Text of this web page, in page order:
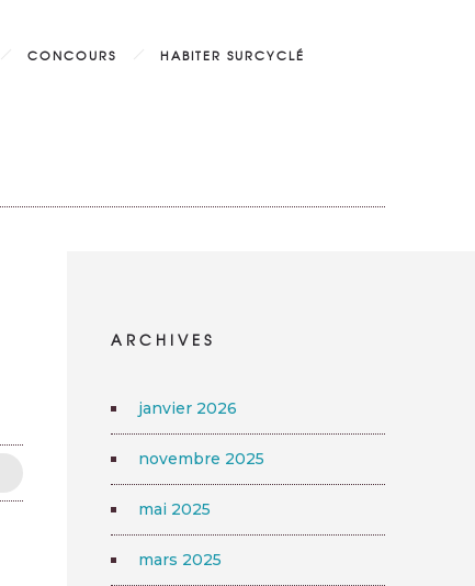
CONCOURS HABITER SURCYCLÉ
ARCHIVES
janvier 2026
novembre 2025
mai 2025
mars 2025